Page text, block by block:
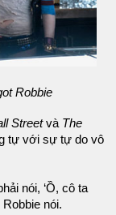
Robbie
Streetvà The
tự với sự tự do vô
nói, ‘Ồ, cô ta
nói.